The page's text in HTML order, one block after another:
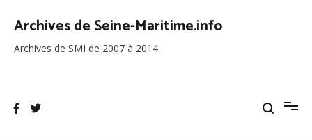
Archives de Seine-Maritime.info
Archives de SMI de 2007 à 2014